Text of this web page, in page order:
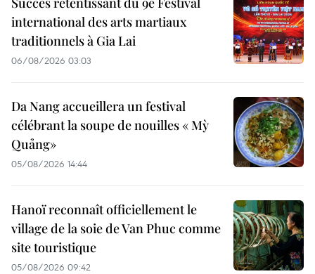
international des arts martiaux
traditionnels à Gia Lai
06/08/2026 03:03
Da Nang accueillera un festival
célébrant la soupe de nouilles « Mỳ
Quảng»
05/08/2026 14:44
Hanoï reconnaît officiellement le
village de la soie de Van Phuc comme
site touristique
05/08/2026 09:42